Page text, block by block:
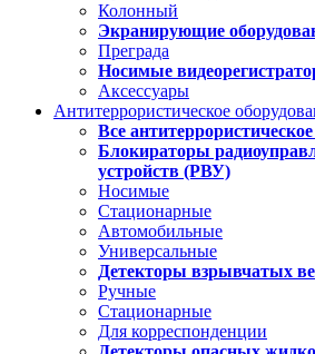
Колонный
Экранирующие
Преграда
Носимые
Аксессуары
Антитеррористическое
Все
Блокираторы
устройств (РВУ)
Носимые
Стационарные
Автомобильные
Универсальные
Детекторы взрывчатых
Ручные
Стационарные
Для корреспонденции